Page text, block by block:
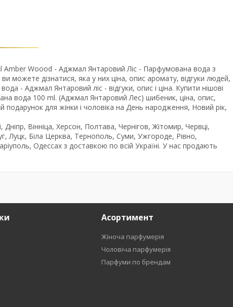
Woood - Аджмал Янтаровий Ліс - Парфумована вода з
можете дізнатися, яка у них ціна, опис аромату, відгуки людей,
- Аджмал Янтаровий ліс - відгуки, опис і ціна. Купити нішові
вода 100 ml. (Аджмал Янтаровий Лес) шибеник, ціна, опис,
подарунок для жінки і чоловіка на День народження, Новий рік,
Вінніца, Херсон, Полтава, Чернігов, Жітомир, Червці,
Луцк, Біла Церква, Тернополь, Суми, Ужгороде, Рівно,
Одессах з доставкою по всій Україні. У нас продають
Асортимент
Жіноча парфумерія
Чоловіча парфумерія
Парфуми по брендам